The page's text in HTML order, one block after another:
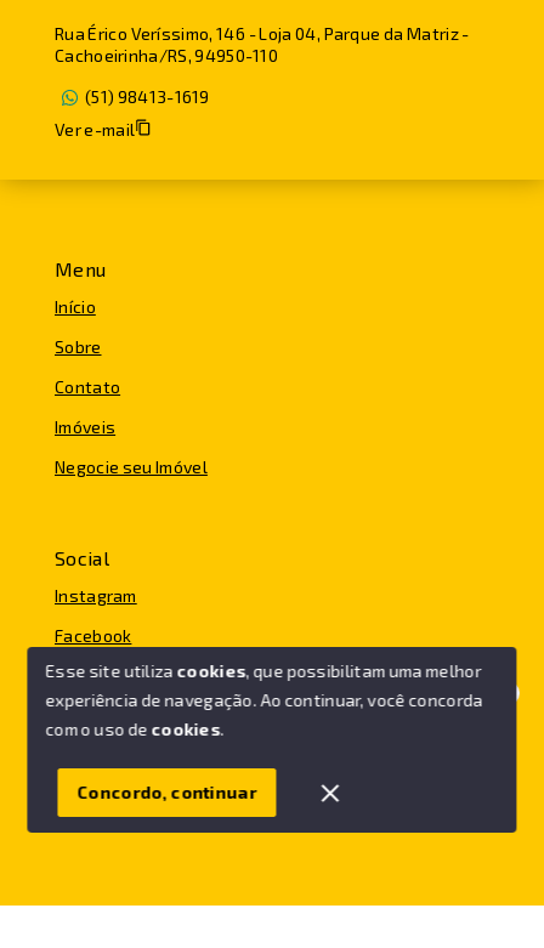
Olá! Vamos ajudar você a comprar o seu imóvel.
Menu
Início
Sobre
Contato
Imóveis
Negocie seu Imóvel
Social
Instagram
Facebook
© Copyright 2026 - FC IMÓVEIS - Todos os direitos
SITE PARA IMOBILIARIA
Rua Érico Veríssimo, 146 - Loja 04, Parque da Matriz -
Cachoeirinha/RS, 94950-110
(51) 98413-1619
Ver e-mail
Esse site utiliza cookies, que possibilitam uma melhor
experiência de navegação.Ao continuar, você concorda
com o uso de cookies.
Concordo, continuar